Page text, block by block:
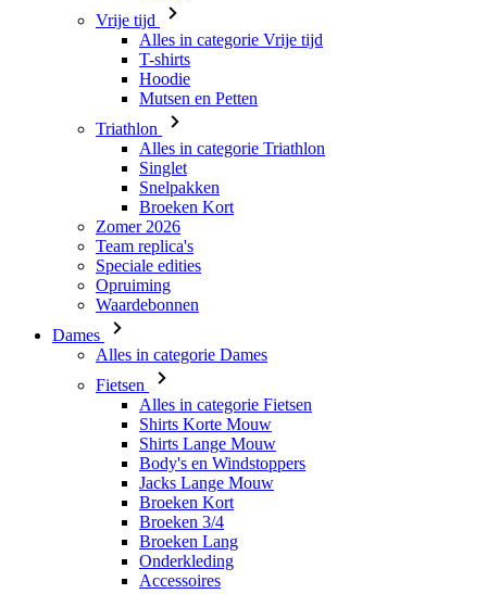
Vrije tijd
Alles in categorie Vrije tijd
T-shirts
Hoodie
Mutsen en Petten
Triathlon
Alles in categorie Triathlon
Singlet
Snelpakken
Broeken Kort
Zomer 2026
Team replica's
Speciale edities
Opruiming
Waardebonnen
Dames
Alles in categorie Dames
Fietsen
Alles in categorie Fietsen
Shirts Korte Mouw
Shirts Lange Mouw
Body's en Windstoppers
Jacks Lange Mouw
Broeken Kort
Broeken 3/4
Broeken Lang
Onderkleding
Accessoires